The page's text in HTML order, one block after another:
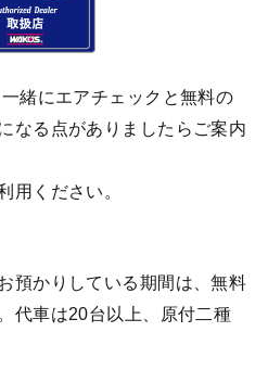
緒にエアチェックと無料の
なる点がありましたらご案内
用ください。
預かりしている期間は、無料
代車は20台以上、原付二種